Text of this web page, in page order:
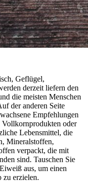
Geflügel,
derzeit liefern den
die meisten Menschen
der anderen Seite
Empfehlungen
Vollkornprodukten oder
Lebensmittel, die
Mineralstoffen,
verpackt, die mit
sind. Tauschen Sie
aus, um einen
zu erzielen.